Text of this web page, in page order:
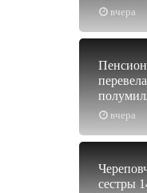
вчера
вчера
сестры